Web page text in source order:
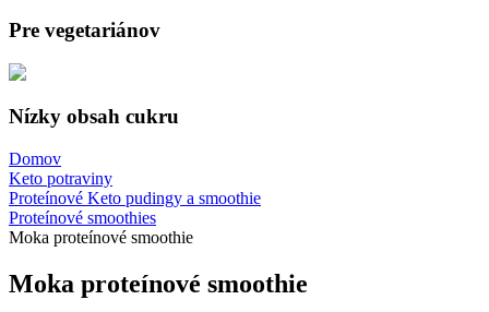
Pre vegetariánov
Nízky obsah cukru
Domov
Keto potraviny
Proteínové Keto pudingy a smoothie
Proteínové smoothies
Moka proteínové smoothie
Moka proteínové smoothie